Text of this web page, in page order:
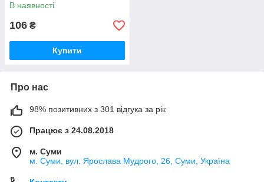
В наявності
106 ₴
Купити
Про нас
98% позитивних з 301 відгука за рік
Працює з 24.08.2018
м. Суми
м. Суми, вул. Ярослава Мудрого, 26, Суми, Україна